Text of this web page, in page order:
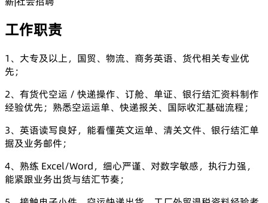
工作职责
1、大专及以上，国贸、物流、商务英语、货代相关专业优
先；
2、有货代空运 / 快递操作、订舱、单证、银行结汇资料制作
经验优先；熟悉空运运单、快递报关、国际收汇基础流程；
3、英语读写良好，能看懂英文运单、清关文件、银行结汇单
据及业务邮件；
4、熟练 Excel/Word，细心严谨、对数字敏感，执行力强，
能紧跟业务出货与结汇节奏；